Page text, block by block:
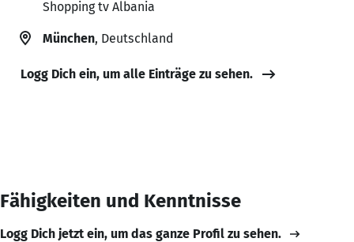
Shopping tv Albania
München, Deutschland
Logg Dich ein, um alle Einträge zu sehen.
Fähigkeiten und Kenntnisse
Logg Dich jetzt ein, um das ganze Profil zu sehen.